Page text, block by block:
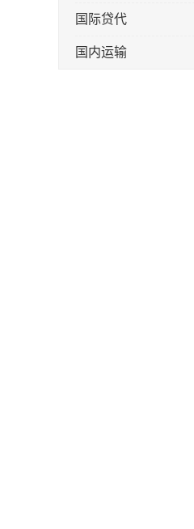
国际贷代
国内运输